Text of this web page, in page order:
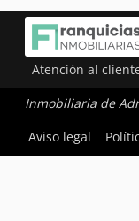
Atención al
Inmobiliaria de
Aviso legal